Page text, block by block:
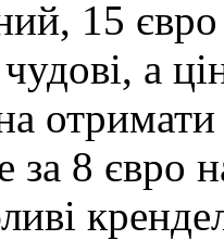
15
а
отримати
за 8 євро